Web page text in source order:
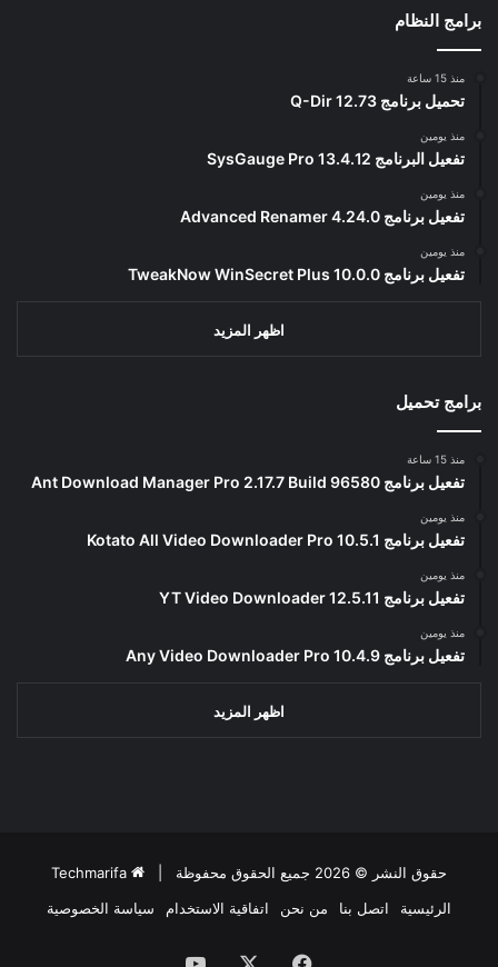
برامج النظام
منذ 15 ساعة
تحميل برنامج Q-Dir 12.73
منذ يومين
تفعيل البرنامج 13.4.12 SysGauge Pro
منذ يومين
تفعيل برنامج Advanced Renamer 4.24.0
منذ يومين
تفعيل برنامج TweakNow WinSecret Plus 10.0.0
اظهر المزيد
برامج تحميل
منذ 15 ساعة
تفعيل برنامج Ant Download Manager Pro 2.17.7 Build 96580
منذ يومين
تفعيل برنامج Kotato All Video Downloader Pro 10.5.1
منذ يومين
تفعيل برنامج YT Video Downloader 12.5.11
منذ يومين
تفعيل برنامج Any Video Downloader Pro 10.4.9
اظهر المزيد
حقوق النشر © 2026 جميع الحقوق محفوظة |
Techmarifa
الرئيسية
اتصل بنا من نحن اتفاقية الاستخدام سياسة الخصوصية
فيسبوك ‫YouTube